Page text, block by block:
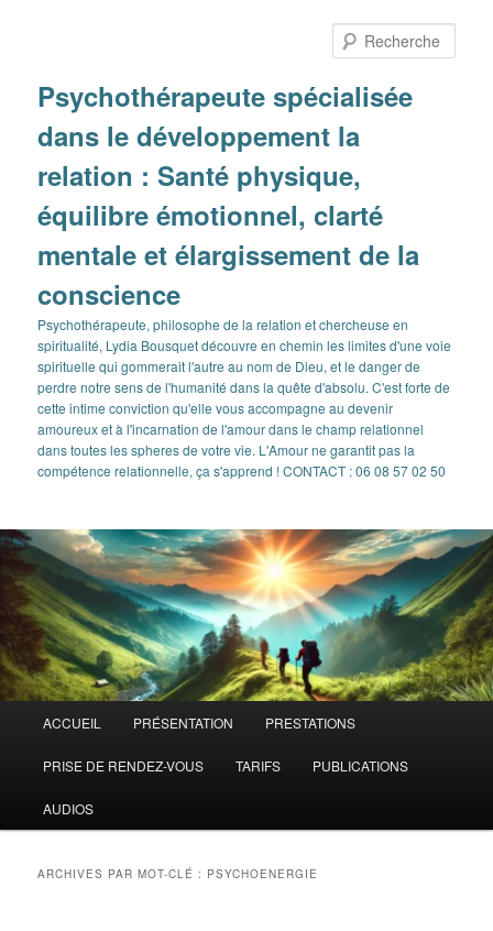
Psychothérapeute spécialisée
dans le développement la
relation : Santé physique,
équilibre émotionnel, clarté
mentale et élargissement de la
conscience
Psychothérapeute, philosophe de la relation et chercheuse en
spiritualité, Lydia Bousquet découvre en chemin les limites d'une voie
spirituelle qui gommerait l'autre au nom de Dieu, et le danger de
perdre notre sens de l'humanité dans la quête d'absolu. C'est forte de
cette intime conviction qu'elle vous accompagne au devenir
amoureux et à l'incarnation de l'amour dans le champ relationnel
dans toutes les spheres de votre vie. L'Amour ne garantit pas la
compétence relationnelle, ça s'apprend ! CONTACT : 06 08 57 02 50
principal
ACCUEIL PRÉSENTATION PRESTATIONS
PRISE DE RENDEZ-VOUS TARIFS PUBLICATIONS
AUDIOS
ARCHIVES PAR MOT-CLÉ : PSYCHOENERGIE